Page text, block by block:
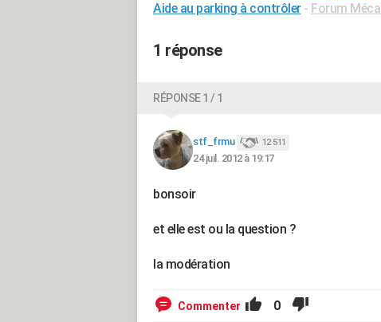
Aide au parking à contrôler - Forum
1 réponse
RÉPONSE 1 / 1
stf_frmu 12 511
24 juil. 2012 à 19:17
bonsoir
et elle est ou la question ?
la modération
Commenter 0